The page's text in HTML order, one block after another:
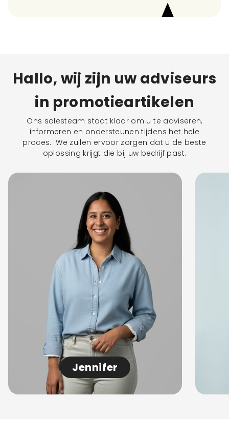
Hallo, wij zijn uw adviseurs
in promotieartikelen
Ons salesteam staat klaar om u te adviseren,
informeren en ondersteunen tijdens het hele
proces. We zullen ervoor zorgen dat u de beste
oplossing krijgt die bij uw bedrijf past.
Jennifer